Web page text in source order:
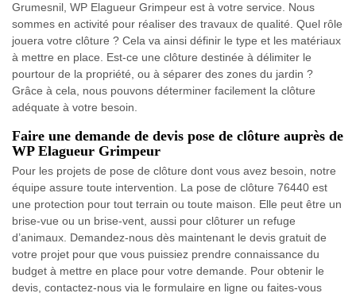
Grumesnil, WP Elagueur Grimpeur est à votre service. Nous
sommes en activité pour réaliser des travaux de qualité. Quel rôle
jouera votre clôture ? Cela va ainsi définir le type et les matériaux
à mettre en place. Est-ce une clôture destinée à délimiter le
pourtour de la propriété, ou à séparer des zones du jardin ?
Grâce à cela, nous pouvons déterminer facilement la clôture
adéquate à votre besoin.
Faire une demande de devis pose de clôture auprès de
WP Elagueur Grimpeur
Pour les projets de pose de clôture dont vous avez besoin, notre
équipe assure toute intervention. La pose de clôture 76440 est
une protection pour tout terrain ou toute maison. Elle peut être un
brise-vue ou un brise-vent, aussi pour clôturer un refuge
d’animaux. Demandez-nous dès maintenant le devis gratuit de
votre projet pour que vous puissiez prendre connaissance du
budget à mettre en place pour votre demande. Pour obtenir le
devis, contactez-nous via le formulaire en ligne ou faites-vous